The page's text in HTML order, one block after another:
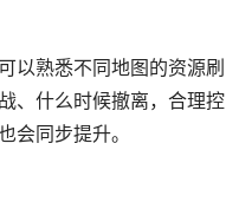
以熟悉不同地图的资源刷
、什么时候撤离，合理控
会同步提升。